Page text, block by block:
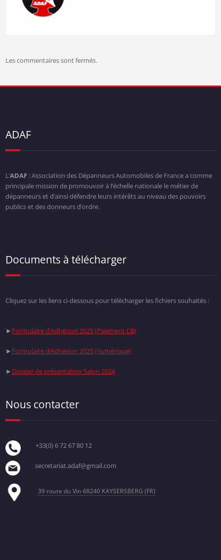
Les commentaires sont fermés.
ADAF
L’ADAF: Association des Dépanneurs Automobiles de France a comme
principale mission de promouvoir à l’échelle nationale le métier de
dépanneurs et d’ainsi défendre leurs intérêts au niveau des pouvoirs
publics et des donneurs d’ordre.
Documents à télécharger
Cliquez sur les liens ci-dessous pour télécharger les fichiers souhaités :
► Formulaire d’Adhésion 2025 (Paiement CB)
► Formulaire d’Adhésion 2025 (numérique)
► Dossier de présentation Salon 2024
Nous contacter
+33(0) 6 72 67 80 12
secretariat.adaf@gmail.com
39 route du Vin 68240 KAYSERSBERG (FR)